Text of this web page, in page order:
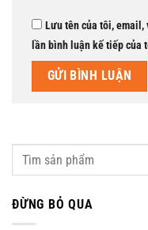
Lưu tên của tôi, email,
lần bình luận kế tiếp của
ĐỪNG BỎ QUA